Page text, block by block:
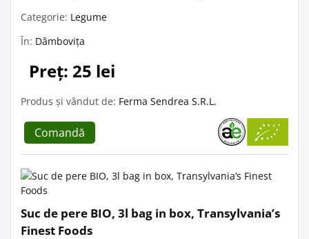
Categorie: Legume
În: Dâmbovița
Preț: 25 lei
Produs și vândut de: Ferma Sendrea S.R.L.
Comandă
Suc de pere BIO, 3l bag in box, Transylvania’s
Finest Foods